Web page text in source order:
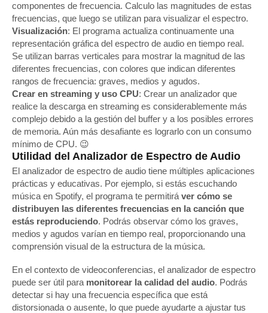
componentes de frecuencia. Calculo las magnitudes de estas
frecuencias, que luego se utilizan para visualizar el espectro.
Visualización: El programa actualiza continuamente una
representación gráfica del espectro de audio en tiempo real.
Se utilizan barras verticales para mostrar la magnitud de las
diferentes frecuencias, con colores que indican diferentes
rangos de frecuencia: graves, medios y agudos.
Crear en streaming y uso CPU: Crear un analizador que
realice la descarga en streaming es considerablemente más
complejo debido a la gestión del buffer y a los posibles errores
de memoria. Aún más desafiante es lograrlo con un consumo
mínimo de CPU. 😉
Utilidad del Analizador de Espectro de Audio
El analizador de espectro de audio tiene múltiples aplicaciones
prácticas y educativas. Por ejemplo, si estás escuchando
música en Spotify, el programa te permitirá ver cómo se
distribuyen las diferentes frecuencias en la canción que
estás reproduciendo. Podrás observar cómo los graves,
medios y agudos varían en tiempo real, proporcionando una
comprensión visual de la estructura de la música.
En el contexto de videoconferencias, el analizador de espectro
puede ser útil para monitorear la calidad del audio. Podrás
detectar si hay una frecuencia específica que está
distorsionada o ausente, lo que puede ayudarte a ajustar tus